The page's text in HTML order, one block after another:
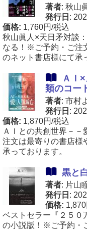
著者: 秋山
発行日 :
価格: 1,760円/税込
秋山眞人×天日矛対談
なる！※ご予約・ご注
のネット書店様にて承
ＡＩ
類のコー
著者: 市村
発行日 :
価格: 1,870円/税込
ＡＩとの共創世界－
注文は最寄りの書店様
承っております。
黒と
著者: 片山
発行日 :
価格:
ベストセラー『２５０
の小説版！※ご予約・